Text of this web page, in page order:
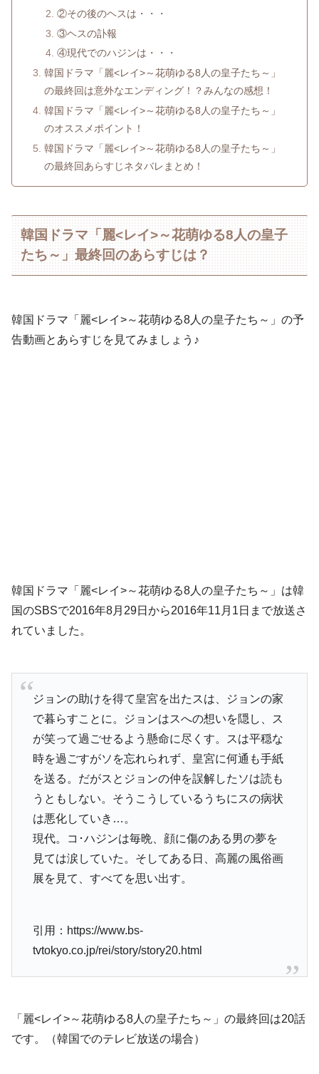
②その後のヘスは・・・
③ヘスの訃報
④現代でのハジンは・・・
韓国ドラマ「麗<レイ>～花萌ゆる8人の皇子たち～」
の最終回は意外なエンディング！？みんなの感想！
韓国ドラマ「麗<レイ>～花萌ゆる8人の皇子たち～」
のオススメポイント！
韓国ドラマ「麗<レイ>～花萌ゆる8人の皇子たち～」
の最終回あらすじネタバレまとめ！
韓国ドラマ「麗<レイ>～花萌ゆる8人の皇子
たち～」最終回のあらすじは？
韓国ドラマ「麗<レイ>～花萌ゆる8人の皇子たち～」の予
告動画とあらすじを見てみましょう♪
韓国ドラマ「麗<レイ>～花萌ゆる8人の皇子たち～」は韓
国のSBSで2016年8月29日から2016年11月1日まで放送さ
れていました。
ジョンの助けを得て皇宮を出たスは、ジョンの家
で暮らすことに。ジョンはスへの想いを隠し、ス
が笑って過ごせるよう懸命に尽くす。スは平穏な
時を過ごすがソを忘れられず、皇宮に何通も手紙
を送る。だがスとジョンの仲を誤解したソは読も
うともしない。そうこうしているうちにスの病状
は悪化していき…。
現代。コ･ハジンは毎晩、顔に傷のある男の夢を
見ては涙していた。そしてある日、高麗の風俗画
展を見て、すべてを思い出す。
引用：https://www.bs-
tvtokyo.co.jp/rei/story/story20.html
「麗<レイ>～花萌ゆる8人の皇子たち～」の最終回は20話
です。（韓国でのテレビ放送の場合）